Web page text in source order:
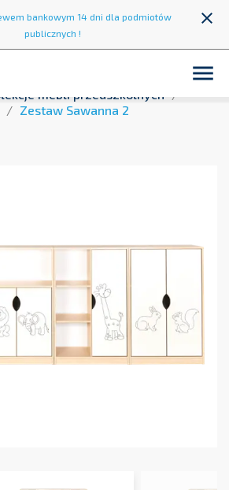
bankowym 14 dni dla podmiotów
publicznych !
close

Meble
mebli przedszkolnych
Zestaw Sawanna 2